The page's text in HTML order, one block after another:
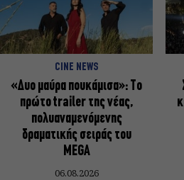
CINE NEWS
«Δυο μαύρα πουκάμισα»: Το
πρώτο trailer της νέας,
πολυαναμενόμενης
δραματικής σειράς του
MEGA
06.08.2026